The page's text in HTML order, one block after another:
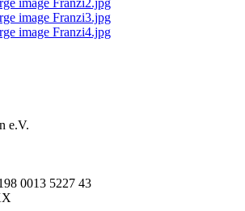
e.V.
0013 5227 43